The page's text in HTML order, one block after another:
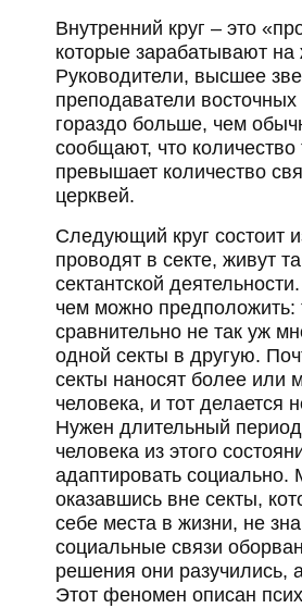
Внутренний круг – это
которые зарабатывают на
Руководители, высшее
преподаватели
гораздо больше, чем
сообщают, что
превышает количество
церквей.
Следующий круг состоит
проводят в секте, живут
сектантской
чем можно предположить:
сравнительно не так уж
одной секты в другую.
секты наносят более или
человека, и тот делается
Нужен длительный
человека из этого
адаптировать
оказавшись вне секты,
себе места в жизни, не
социальные связи
решения они разучились,
Этот феномен описан